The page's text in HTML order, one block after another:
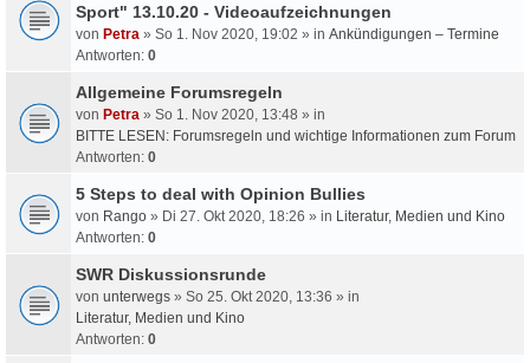
Sport" 13.10.20 - Videoaufzeichnungen
von Petra » So 1. Nov 2020, 19:02 » in Ankündigungen – Termine
Antworten: 0
Allgemeine Forumsregeln
von Petra » So 1. Nov 2020, 13:48 » in
BITTE LESEN: Forumsregeln und wichtige Informationen zum Forum
Antworten: 0
5 Steps to deal with Opinion Bullies
von Rango » Di 27. Okt 2020, 18:26 » in Literatur, Medien und Kino
Antworten: 0
SWR Diskussionsrunde
von unterwegs » So 25. Okt 2020, 13:36 » in
Literatur, Medien und Kino
Antworten: 0